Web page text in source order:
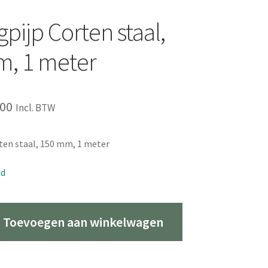
Corten staal,
1 meter
Huidige
is:
Incl. BTW
staal, 150 mm, 1 meter
Toevoegen aan winkelwagen